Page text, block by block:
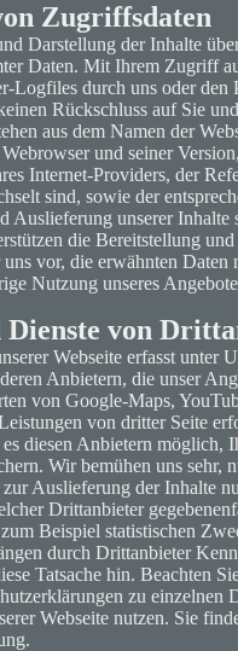
Zugriffsdaten
Darstellung der Inhalte
Daten. Mit Ihrem Zugriff
Logfiles durch uns oder den
Rückschluss auf Sie
aus dem Namen der
und seiner
Internet-Providers, der
sind, sowie der
Auslieferung unserer
die Bereitstellung
vor, die erwähnten Daten
Nutzung unseres
Dienste von
Webseite erfasst unter
Anbietern, die unser
von Google-Maps,
von dritter Seite
diesen Anbietern möglich,
Wir bemühen uns sehr,
Auslieferung der Inhalte
Drittanbieter
Beispiel statistischen
durch Drittanbieter
Tatsache hin. Beachten
zu einzelnen
Webseite nutzen. Sie